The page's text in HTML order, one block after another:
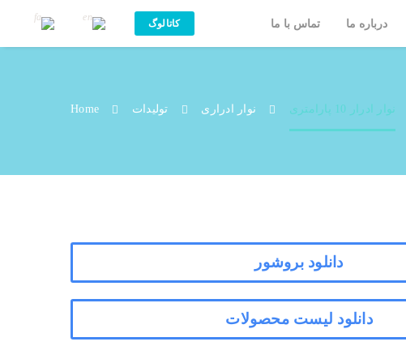
درباره ما تماس با ما کاتالوگ
نوار ادرار 10 پارامتری Home تولیدات نوار ادراری نوار ادرار 10 پارامتری
دانلود بروشور
دانلود لیست محصولات